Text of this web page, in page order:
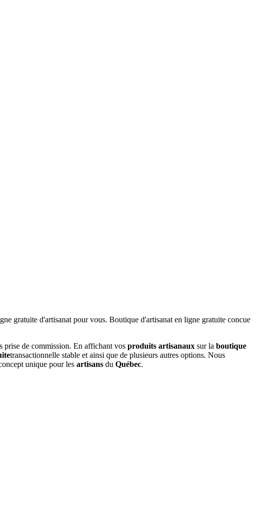
prise de commission. En affichant vos produits artisanaux sur la boutique
transactionnelle stable et ainsi que de plusieurs autres options. Nous
unique pour les artisans du Québec.